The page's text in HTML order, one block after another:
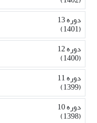
دوره 13
(1401)
دوره 12
(1400)
دوره 11
(1399)
دوره 10
(1398)